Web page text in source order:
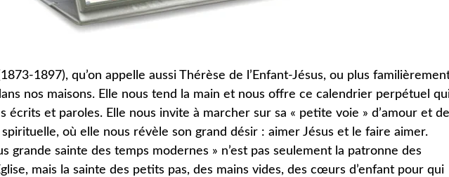
1897), qu’on appelle aussi Thérèse de l’Enfant-Jésus, ou plus
nos maisons. Elle nous tend la main et nous offre ce calendrier perpétuel
écrits et paroles. Elle nous invite à marcher sur sa « petite voie » d’amour et de
où elle nous révèle son grand désir : aimer Jésus et le faire aimer.
grande sainte des temps modernes » n’est pas seulement la patronne des
mais la sainte des petits pas, des mains vides, des cœurs d’enfant pour qui